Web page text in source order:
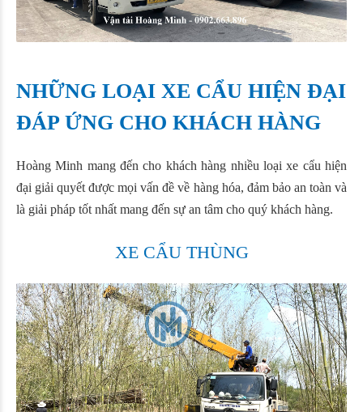
NHỮNG LOẠI XE CẨU HIỆN ĐẠI
ĐÁP ỨNG CHO KHÁCH HÀNG
Hoàng Minh mang đến cho khách hàng nhiều loại xe cẩu hiện
đại giải quyết được mọi vấn đề về hàng hóa, đảm bảo an toàn và
là giải pháp tốt nhất mang đến sự an tâm cho quý khách hàng.
XE CẨU THÙNG